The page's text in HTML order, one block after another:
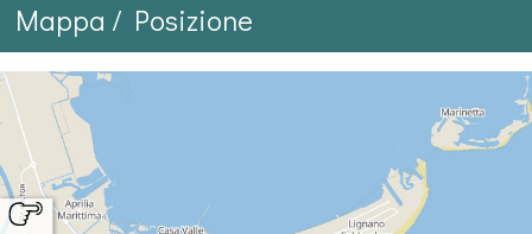
Mappa / Posizione